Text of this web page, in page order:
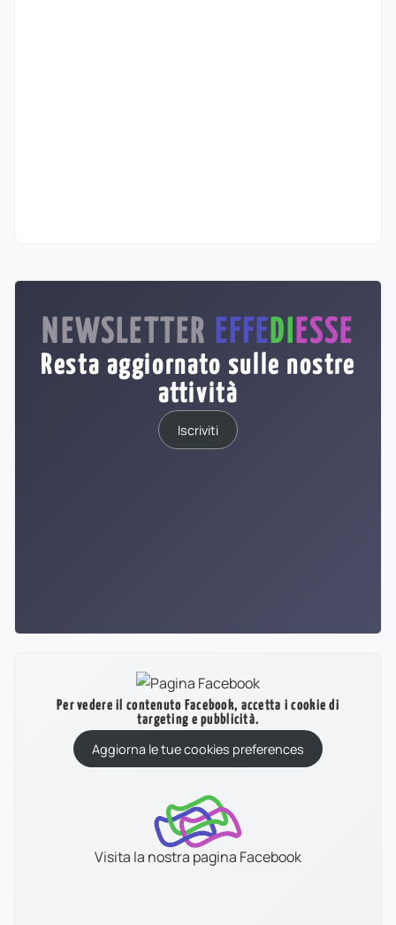
NEWSLETTER EFFE DI ESSE
Resta aggiornato sulle nostre
attività
Iscriviti
Per vedere il contenuto Facebook, accetta i cookie di
targeting e pubblicità.
Aggiorna le tue cookies preferences
Visita la nostra pagina Facebook